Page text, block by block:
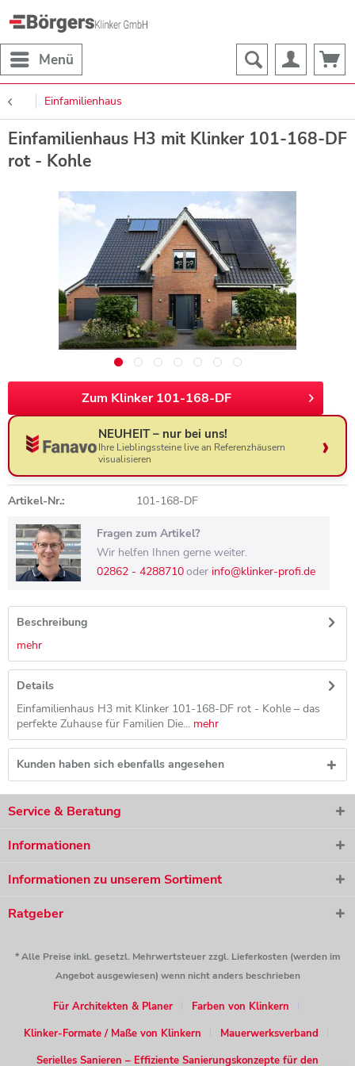
Menü
Einfamilienhaus
Einfamilienhaus H3 mit Klinker 101-168-DF
rot - Kohle
Zum Klinker 101-168-DF
NEUHEIT – nur bei uns!
Ihre Lieblingssteine live an Referenzhäusern
visualisieren
Artikel-Nr.: 101-168-DF
Fragen zum Artikel?
Wir helfen Ihnen gerne weiter.
02862 - 4288710oder info@klinker-profi.de
Beschreibung
mehr
Details
Einfamilienhaus H3 mit Klinker 101-168-DF rot - Kohle – das
perfekte Zuhause für Familien Die... mehr
Kunden haben sich ebenfalls angesehen
Service & Beratung
Informationen
Informationen zu unserem Sortiment
Ratgeber
* Alle Preise inkl. gesetzl. Mehrwertsteuer zzgl. Lieferkosten (werden im
Angebot ausgewiesen) wenn nicht anders beschrieben
Für Architekten & Planer
Farben von Klinkern
Klinker-Formate / Maße von Klinkern
Mauerwerksverband
Serielles Sanieren – Effiziente Sanierungskonzepte für den